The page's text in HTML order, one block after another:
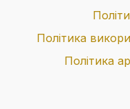
Політика
Політика